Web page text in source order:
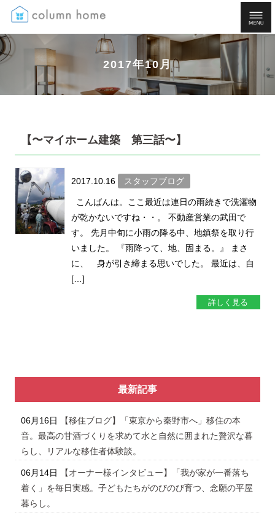
2017年10月
【〜マイホーム建築 第三話〜】
2017.10.16 スタッフブログ
こんばんは。ここ最近は連日の雨続きで洗濯物
が乾かないですね・・。 不動産営業の武田で
す。 先月中旬に小雨の降る中、地鎮祭を取り行
いました。 『雨降って、地、固まる。』 まさ
に、 身が引き締まる思いでした。 最近は、自
[…]
詳しく見る
最新記事
06月16日
【移住ブログ】「東京から秦野市へ」移住の本
音。最高の甘酒づくりを求めて水と自然に囲まれた贅沢な暮
らし、リアルな移住者体験談。
06月14日
【オーナー様インタビュー】「我が家が一番落ち
着く」を毎日実感。子どもたちがのびのび育つ、念願の平屋
暮らし。